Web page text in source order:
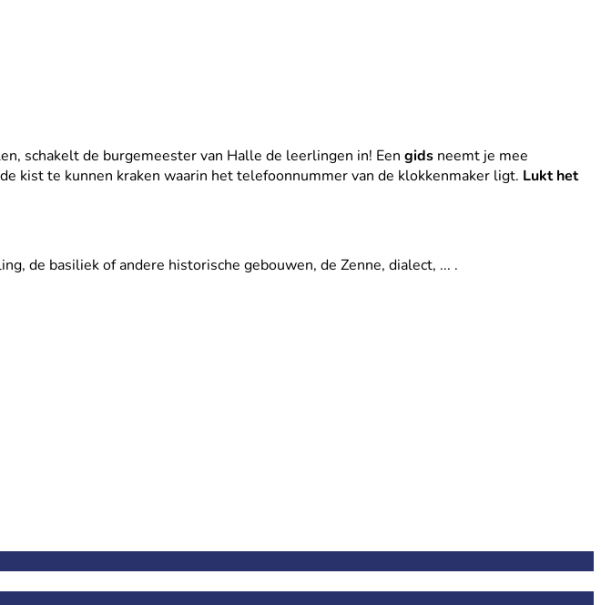
schakelt de burgemeester van Halle de leerlingen in! Een gids neemt je mee
kist te kunnen kraken waarin het telefoonnummer van de klokkenmaker ligt. Lukt het
de basiliek of andere historische gebouwen, de Zenne, dialect, ... .